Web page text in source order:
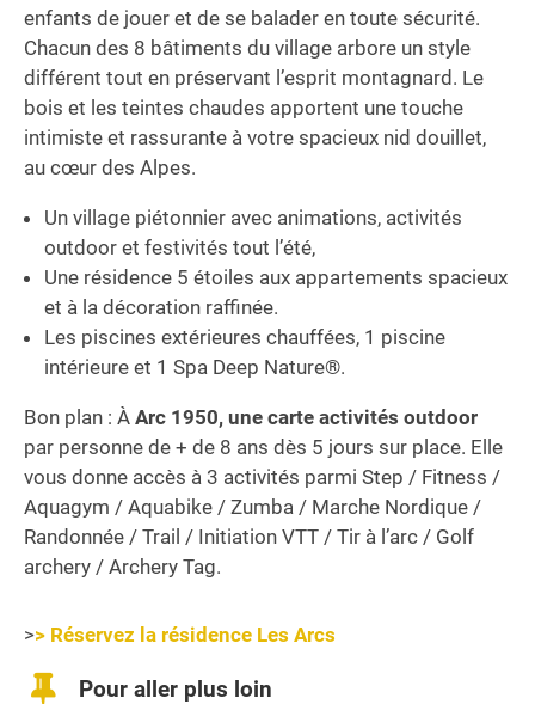
enfants de jouer et de se balader en toute sécurité.
Chacun des 8 bâtiments du village arbore un style
différent tout en préservant l’esprit montagnard. Le
bois et les teintes chaudes apportent une touche
intimiste et rassurante à votre spacieux nid douillet,
au cœur des Alpes.
Un village piétonnier avec animations, activités
outdoor et festivités tout l’été,
Une résidence 5 étoiles aux appartements spacieux
et à la décoration raffinée.
Les piscines extérieures chauffées, 1 piscine
intérieure et 1 Spa Deep Nature®.
Bon plan : À Arc 1950, une carte activités outdoor
par personne de + de 8 ans dès 5 jours sur place. Elle
vous donne accès à 3 activités parmi Step / Fitness /
Aquagym / Aquabike / Zumba / Marche Nordique /
Randonnée / Trail / Initiation VTT / Tir à l’arc / Golf
archery / Archery Tag.
>> Réservez la résidence Les Arcs
Pour aller plus loin